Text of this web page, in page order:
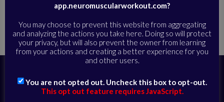
uden udstyr | Session | 12-06-25
Abonner i dag for at få fuld adgang til
videobiblioteket og modtage daglige e-
mails med eksklusivt udvalgte sessioner
app.neuromuscularworkout.com?
You may choose to prevent this website from aggregating
and analyzing the actions you take here. Doing so will protect
your privacy, but will also prevent the owner from learning
from your actions and creating a better experience for you
and other users.
You are not opted out. Uncheck this box to opt-out.
This opt out feature requires JavaScript.